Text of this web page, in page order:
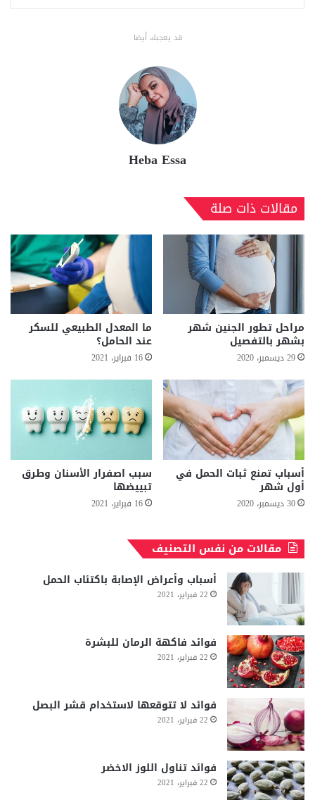
قد يعجبك أيضا
Heba Essa
مقالات ذات صلة
مراحل تطور الجنين شهر
بشهر بالتفصيل
29 ديسمبر، 2020
ما المعدل الطبيعي للسكر
عند الحامل؟
16 فبراير، 2021
أسباب تمنع ثبات الحمل في
أول شهر
30 ديسمبر، 2020
سبب اصفرار الأسنان وطرق
تبييضها
16 فبراير، 2021
مقالات من نفس التصنيف
أسباب وأعراض الإصابة باكتئاب الحمل
22 فبراير، 2021
فوائد فاكهة الرمان للبشرة
22 فبراير، 2021
فوائد لا تتوقعها لاستخدام قشر البصل
22 فبراير، 2021
فوائد تناول اللوز الاخضر
22 فبراير، 2021